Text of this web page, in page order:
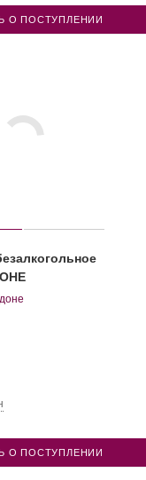
О ПОСТУПЛЕНИИ
О ПОСТУПЛЕНИИ